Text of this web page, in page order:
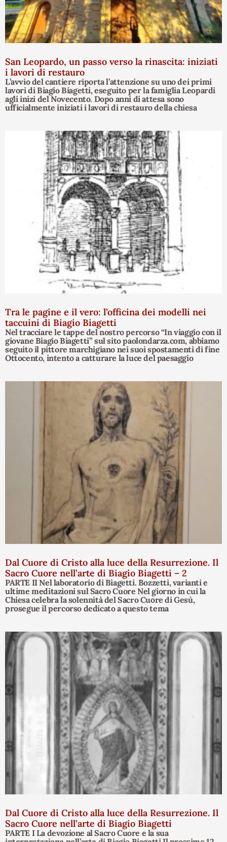
San Leopardo, un passo verso la rinascita: iniziati
i lavori di restauro
L’avvio del cantiere riporta l’attenzione su uno dei primi
lavori di Biagio Biagetti, eseguito per la famiglia Leopardi
agli inizi del Novecento. Dopo anni di attesa sono
ufficialmente iniziati i lavori di restauro della chiesa
Tra le pagine e il vero: l’officina dei modelli nei
taccuini di Biagio Biagetti
Nel tracciare le tappe del nostro percorso “In viaggio con il
giovane Biagio Biagetti” sul sito paolondarza.com, abbiamo
seguito il pittore marchigiano nei suoi spostamenti di fine
Ottocento, intento a catturare la luce del paesaggio
Dal Cuore di Cristo alla luce della Resurrezione. Il
Sacro Cuore nell’arte di Biagio Biagetti – 2
PARTE II Nel laboratorio di Biagetti. Bozzetti, varianti e
ultime meditazioni sul Sacro Cuore Nel giorno in cui la
Chiesa celebra la solennità del Sacro Cuore di Gesù,
prosegue il percorso dedicato a questo tema
Dal Cuore di Cristo alla luce della Resurrezione. Il
Sacro Cuore nell’arte di Biagio Biagetti
PARTE I La devozione al Sacro Cuore e la sua